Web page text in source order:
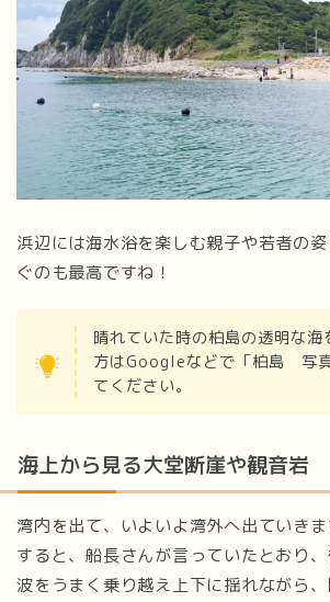
浜辺には海水浴を楽しむ親子や若者の
ぐのも最高ですね！
晴れていた時の柏島の透明な海
方はGoogleなどで「柏島 写
てください。
海上から見る大堂断崖や観音岩
湾内を出て、いよいよ湾外へ出ていきま
すると、船長さんが言っていたとおり
波をうまく乗り越え上下に揺れながら